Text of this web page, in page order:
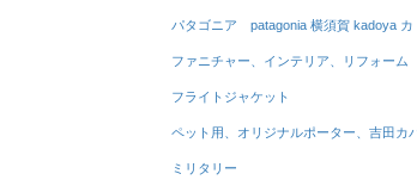
パタゴニア patagonia 横須賀 kadoya カ
ファニチャー、インテリア、リフォーム
フライトジャケット
ペット用、オリジナルポーター、吉田カ
ミリタリー